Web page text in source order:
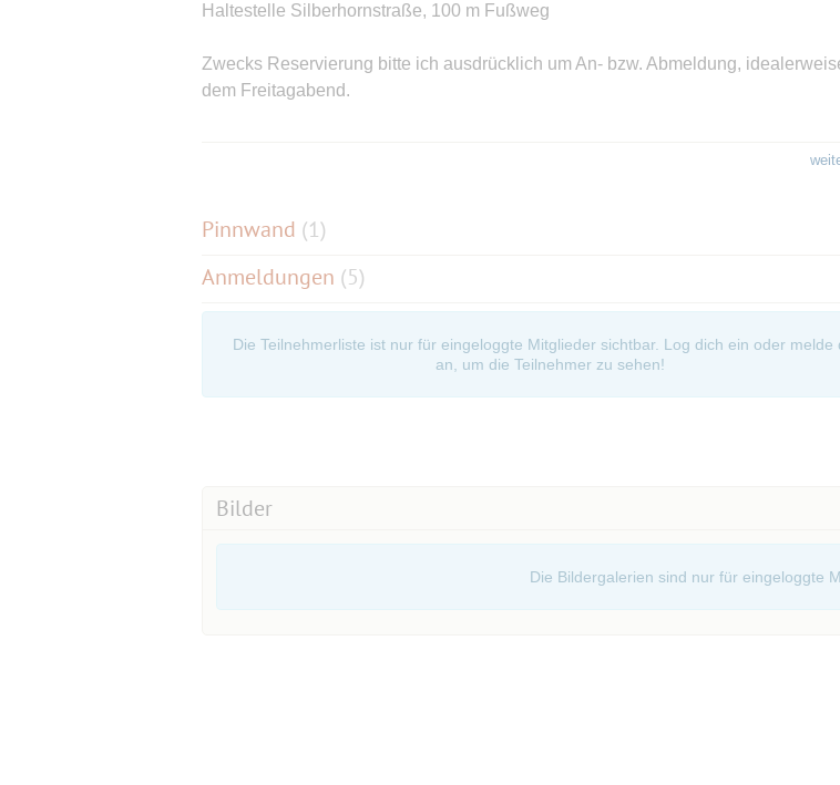
Haltestelle Silberhornstraße, 100 m Fußweg
Zwecks Reservierung bitte ich ausdrücklich um An- bzw. Abmeldung,
dem Freitagabend.
Verteiler ein:
Pinnwand (1)
Anmeldungen (5)
Die Teilnehmerliste ist nur für eingeloggte Mitglieder sichtbar. Log dich ein oder melde
an, um die Teilnehmer zu sehen!
Bilder
Die Bildergalerien sind nur für eingeloggte